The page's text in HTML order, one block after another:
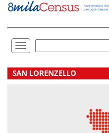
Vai
direttamente
Toggle
navigation
.
SAN LORENZELLO